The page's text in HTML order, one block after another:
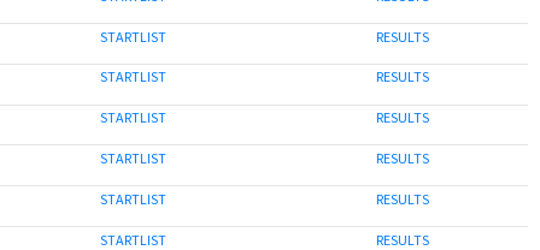
STARTLIST RESULTS
STARTLIST RESULTS
STARTLIST RESULTS
STARTLIST RESULTS
STARTLIST RESULTS
STARTLIST RESULTS